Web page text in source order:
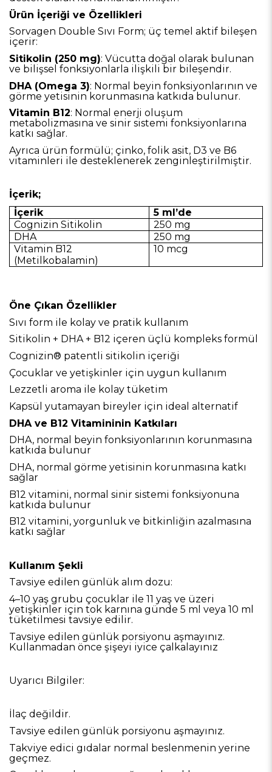
Ürün İçeriği ve Özellikleri
Sorvagen Double Sıvı Form; üç temel aktif bileşen
içerir:
Sitikolin (250 mg): Vücutta doğal olarak bulunan
ve bilişsel fonksiyonlarla ilişkili bir bileşendir.
DHA (Omega 3): Normal beyin fonksiyonlarının ve
görme yetisinin korunmasına katkıda bulunur.
Vitamin B12: Normal enerji oluşum
metabolizmasına ve sinir sistemi fonksiyonlarına
katkı sağlar.
Ayrıca ürün formülü; çinko, folik asit, D3 ve B6
vitaminleri ile desteklenerek zenginleştirilmiştir.
İçerik;
İçerik
5 ml’de
Cognizin Sitikolin
250 mg
DHA
250 mg
Vitamin B12
(Metilkobalamin)
10 mcg
Öne Çıkan Özellikler
Sıvı form ile kolay ve pratik kullanım
Sitikolin + DHA + B12 içeren üçlü kompleks formül
Cognizin® patentli sitikolin içeriği
Çocuklar ve yetişkinler için uygun kullanım
Lezzetli aroma ile kolay tüketim
Kapsül yutamayan bireyler için ideal alternatif
DHA ve B12 Vitamininin Katkıları
DHA, normal beyin fonksiyonlarının korunmasına
katkıda bulunur
DHA, normal görme yetisinin korunmasına katkı
sağlar
B12 vitamini, normal sinir sistemi fonksiyonuna
katkıda bulunur
B12 vitamini, yorgunluk ve bitkinliğin azalmasına
katkı sağlar
Kullanım Şekli
Tavsiye edilen günlük alım dozu:
4–10 yaş grubu çocuklar ile 11 yaş ve üzeri
yetişkinler için tok karnına günde 5 ml veya 10 ml
tüketilmesi tavsiye edilir.
Tavsiye edilen günlük porsiyonu aşmayınız.
Kullanmadan önce şişeyi iyice çalkalayınız
Uyarıcı Bilgiler:
İlaç değildir.
Tavsiye edilen günlük porsiyonu aşmayınız.
Takviye edici gıdalar normal beslenmenin yerine
geçmez.